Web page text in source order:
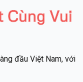
đầu Việt Nam, với